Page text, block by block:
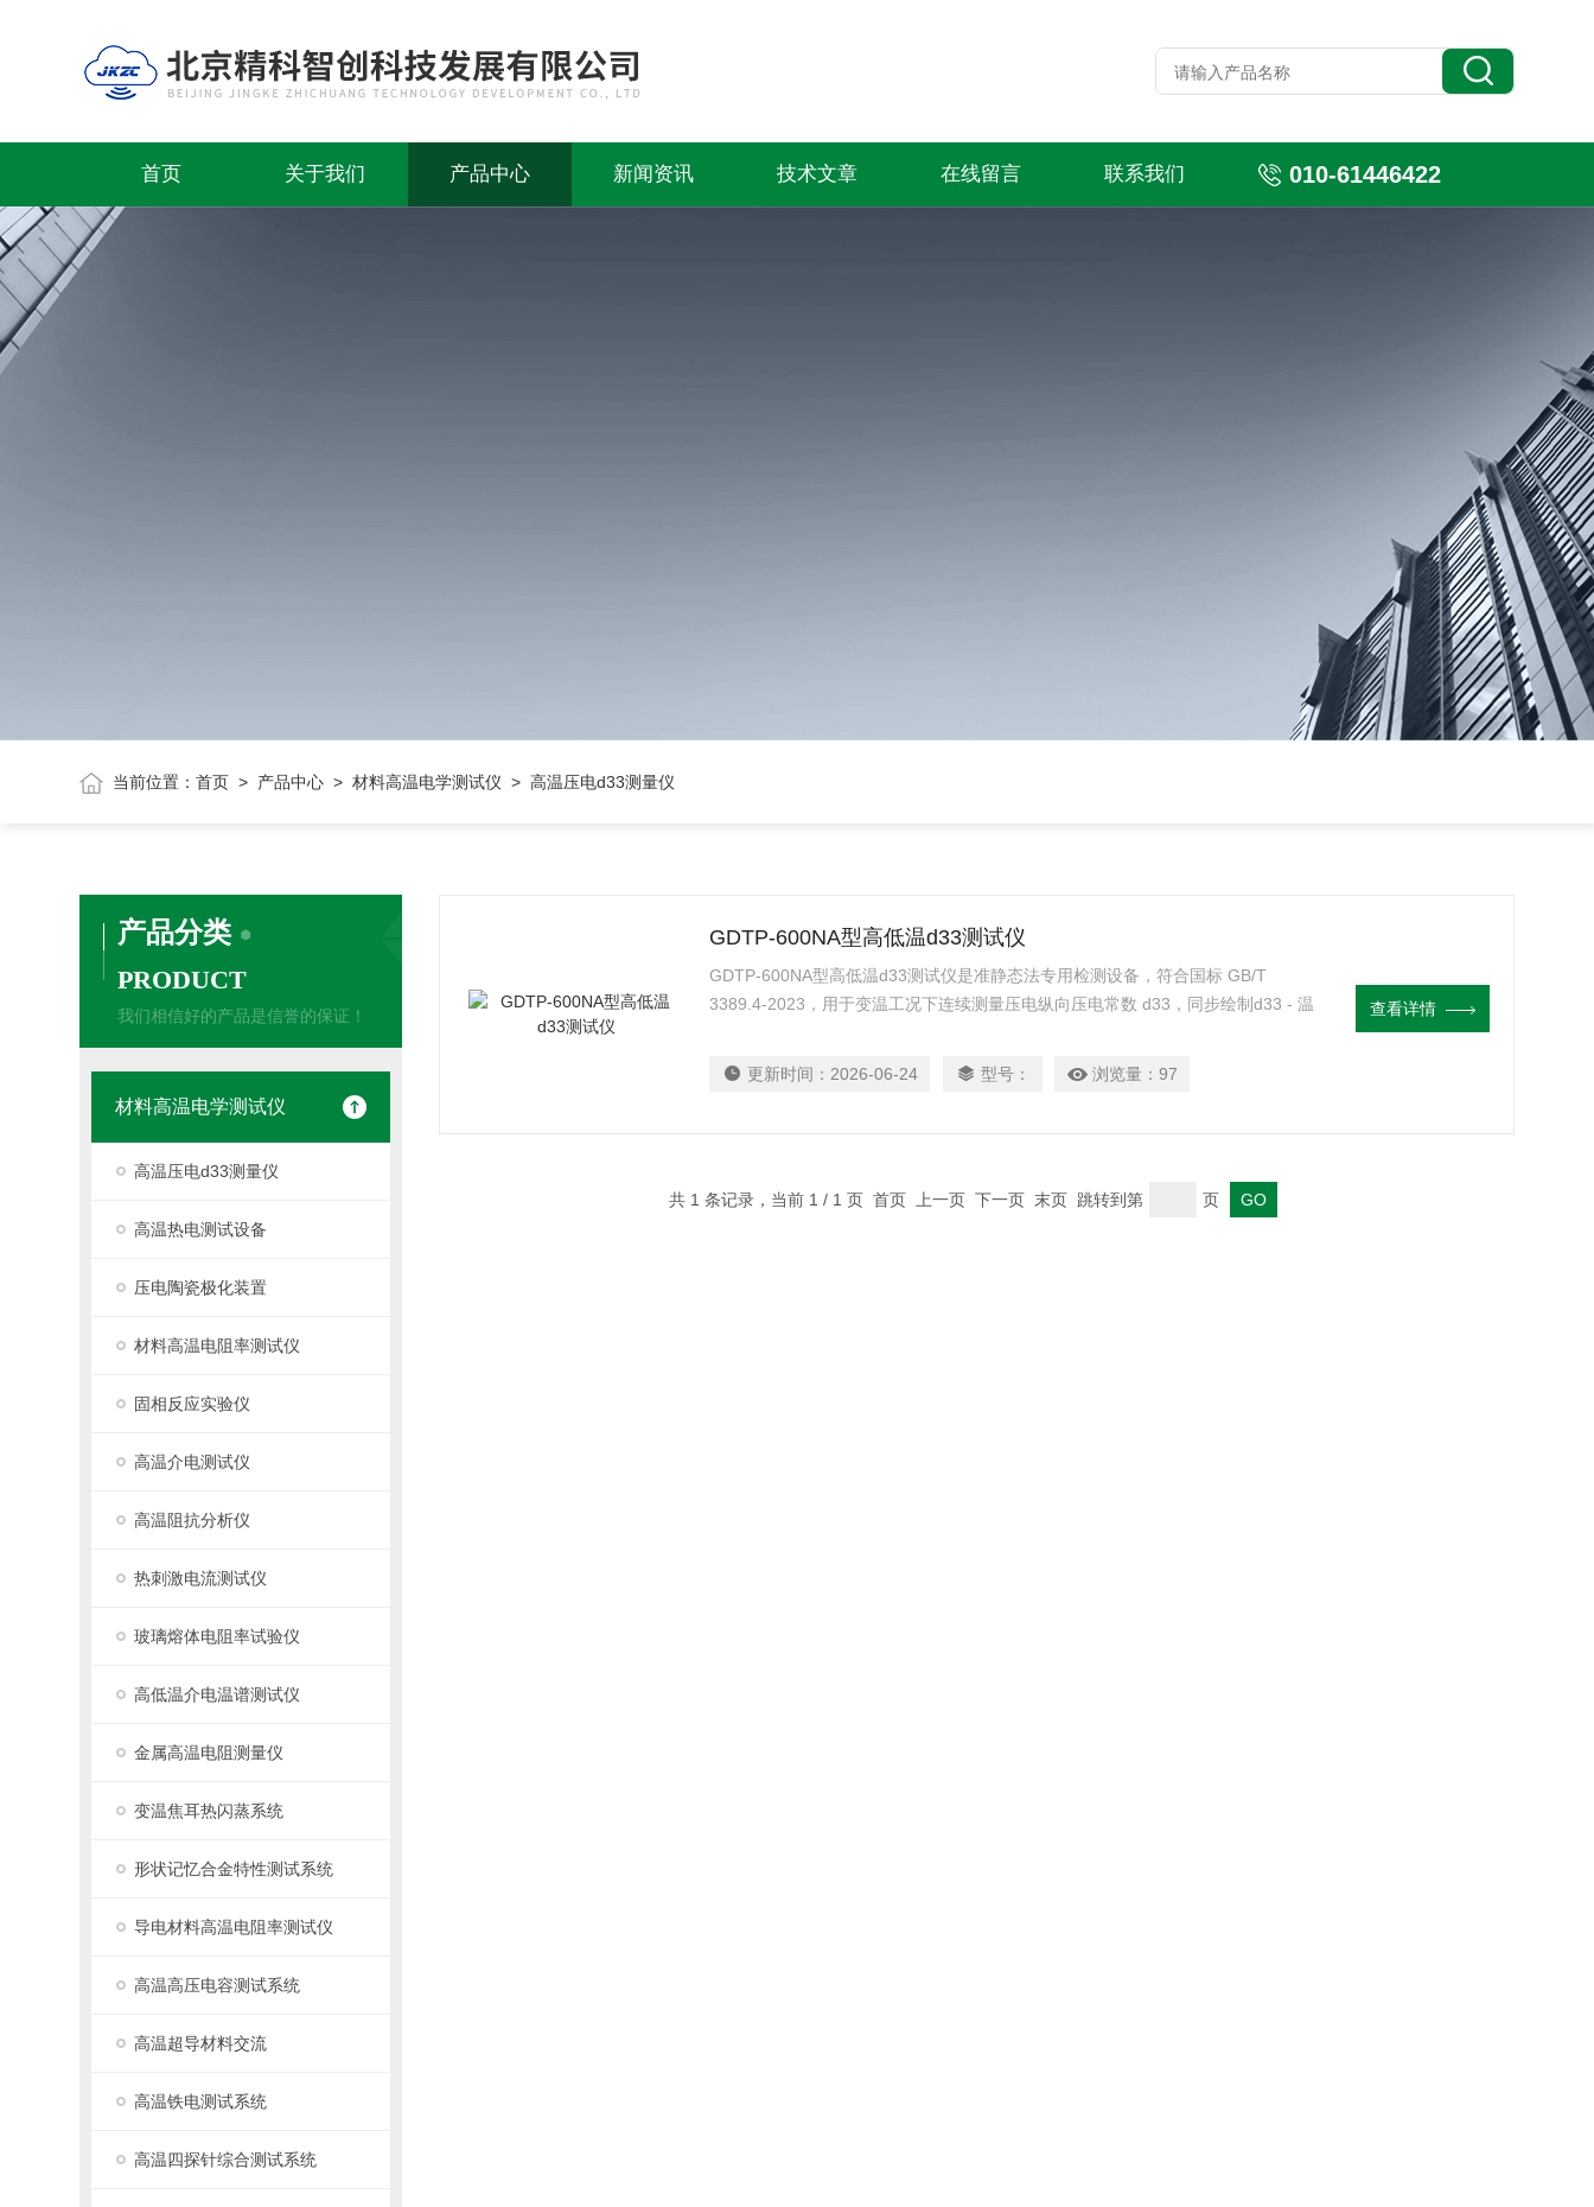
首页 关于我们 产品中心 新闻资讯 技术文章 在线留言 联系我们 010-61446422
当前位置：首页 > 产品中心 >材料高温电学测试仪 > 高温压电d33测量仪
产品分类
PRODUCT
我们相信好的产品是信誉的保证！
材料高温电学测试仪
高温压电d33测量仪
高温热电测试设备
压电陶瓷极化装置
材料高温电阻率测试仪
固相反应实验仪
高温介电测试仪
高温阻抗分析仪
热刺激电流测试仪
玻璃熔体电阻率试验仪
高低温介电温谱测试仪
金属高温电阻测量仪
变温焦耳热闪蒸系统
形状记忆合金特性测试系统
导电材料高温电阻率测试仪
高温高压电容测试系统
高温超导材料交流
高温铁电测试系统
高温四探针综合测试系统
GDTP-600NA型高低温d33测试仪
GDTP-600NA型高低温d33测试仪是准静态法专用检测设备，符合国标 GB/T
3389.4-2023，用于变温工况下连续测量压电纵向压电常数 d33，同步绘制d33 - 温
更新时间： 2026-06-24 型号： 浏览量： 97
查看详情
共 1 条记录，当前 1 / 1 页 首页 上一页 下一页 末页 跳转到第 页